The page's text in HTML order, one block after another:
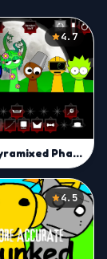
4.7
Sprunki Pyramixed Phase 5 Definitive But FE | Fan Remix Mod
4.5